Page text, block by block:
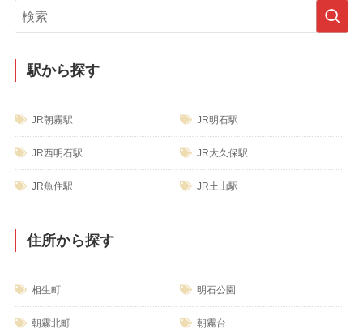
リ
ー
駅から探す
JR朝霧駅 JR明石駅
JR西明石駅 JR大久保駅
JR魚住駅 JR土山駅
住所から探す
相生町 明石公園
朝霧北町 朝霧台